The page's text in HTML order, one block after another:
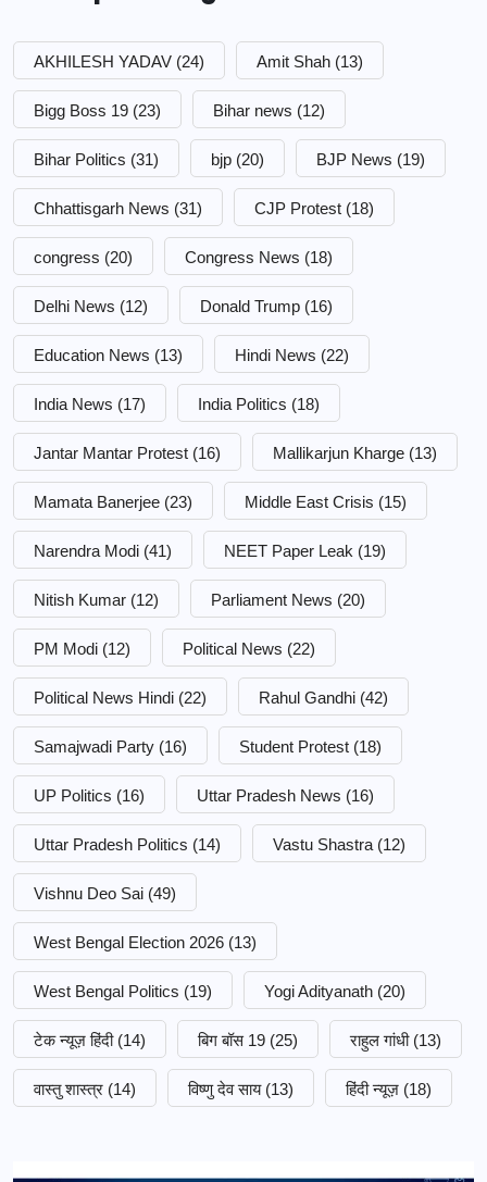
AKHILESH YADAV (24) Amit Shah (13)
Bigg Boss 19 (23) Bihar news (12)
Bihar Politics (31) bjp (20) BJP News (19)
Chhattisgarh News (31) CJP Protest (18)
congress (20) Congress News (18)
Delhi News (12) Donald Trump (16)
Education News (13) Hindi News (22)
India News (17) India Politics (18)
Jantar Mantar Protest (16) Mallikarjun Kharge (13)
Mamata Banerjee (23) Middle East Crisis (15)
Narendra Modi (41) NEET Paper Leak (19)
Nitish Kumar (12) Parliament News (20)
PM Modi (12) Political News (22)
Political News Hindi (22) Rahul Gandhi (42)
Samajwadi Party (16) Student Protest (18)
UP Politics (16) Uttar Pradesh News (16)
Uttar Pradesh Politics (14) Vastu Shastra (12)
Vishnu Deo Sai (49)
West Bengal Election 2026 (13)
West Bengal Politics (19) Yogi Adityanath (20)
टेक न्यूज़ हिंदी (14) बिग बॉस 19 (25) राहुल गांधी (13)
वास्तु शास्त्र (14) विष्णु देव साय (13) हिंदी न्यूज़ (18)